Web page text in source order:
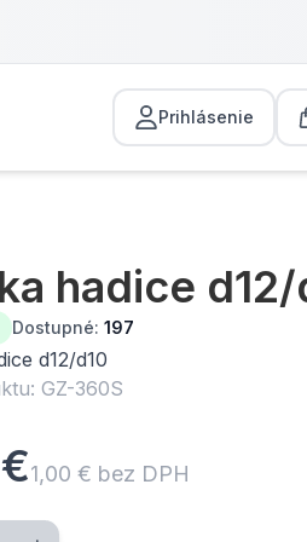
Prihlásenie
hadice d12/
Dostupné: 197
d12/d10
GZ-360S
1,00 € bez DPH